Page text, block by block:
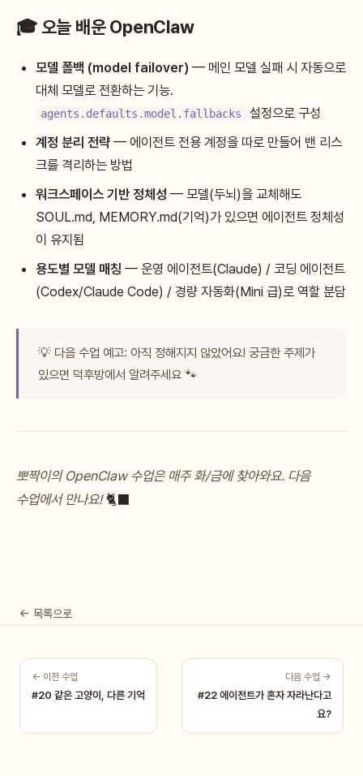
🎓 오늘 배운 OpenClaw
모델 폴백 (model failover) — 메인 모델 실패 시 자동으로
대체 모델로 전환하는 기능.
agents.defaults.model.fallbacks
설정으로 구성
계정 분리 전략 — 에이전트 전용 계정을 따로 만들어 밴 리스
크를 격리하는 방법
워크스페이스 기반 정체성 — 모델(두뇌)을 교체해도
SOUL.md, MEMORY.md(기억)가 있으면 에이전트 정체성
이 유지됨
용도별 모델 매칭 — 운영 에이전트(Claude) / 코딩 에이전트
(Codex/Claude Code) / 경량 자동화(Mini 급)로 역할 분담
💡 다음 수업 예고: 아직 정해지지 않았어요! 궁금한 주제가
있으면 덕후방에서 알려주세요 🐾
뽀짝이의 OpenClaw 수업은 매주 화/금에 찾아와요. 다음
수업에서 만나요!🐈‍⬛
← 목록으로
← 이전 수업
#20 같은 고양이, 다른 기억
다음 수업 →
#22 에이전트가 혼자 자라난다고
요?